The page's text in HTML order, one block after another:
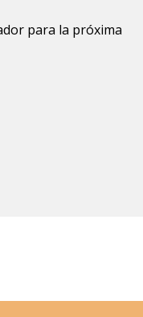
para la próxima